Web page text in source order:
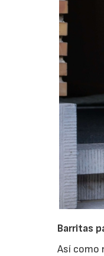
Barritas
Así como